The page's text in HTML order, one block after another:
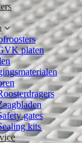
platen
gates
kits